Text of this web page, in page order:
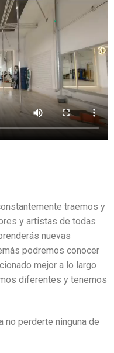
traemos y
y artistas de todas
nuevas
podremos conocer
mejor a lo largo
diferentes y tenemos
no perderte ninguna de